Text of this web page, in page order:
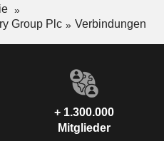
Group Plc
Verbindungen
+ 1.300.000
Mitglieder